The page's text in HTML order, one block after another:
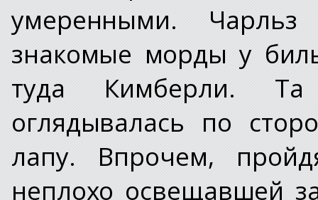
умеренными.
знакомые морды у
туда Кимберли.
оглядывалась по
лапу. Впрочем,
неплохо освещавшей